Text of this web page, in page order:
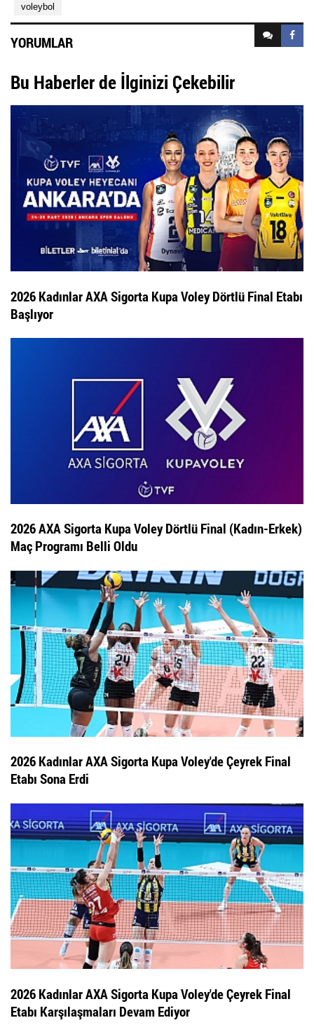
voleybol
YORUMLAR
Bu Haberler de İlginizi Çekebilir
2026 Kadınlar AXA Sigorta Kupa Voley Dörtlü Final Etabı
Başlıyor
2026 AXA Sigorta Kupa Voley Dörtlü Final (Kadın-Erkek)
Maç Programı Belli Oldu
2026 Kadınlar AXA Sigorta Kupa Voley'de Çeyrek Final
Etabı Sona Erdi
2026 Kadınlar AXA Sigorta Kupa Voley'de Çeyrek Final
Etabı Karşılaşmaları Devam Ediyor